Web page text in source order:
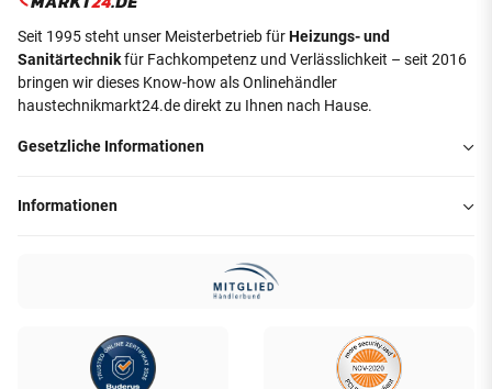
Seit 1995 steht unser Meisterbetrieb fürHeizungs- und
Sanitärtechnikfür Fachkompetenz und Verlässlichkeit – seit 2016
bringen wir dieses Know-how als Onlinehändler
haustechnikmarkt24.de direkt zu Ihnen nach Hause.
Gesetzliche Informationen
Informationen